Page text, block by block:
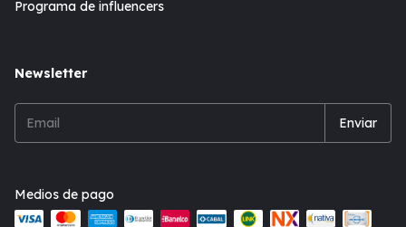
Programa de influencers
Newsletter
Medios de pago